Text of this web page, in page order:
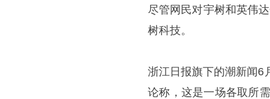
尽管网民对宇树和英伟
树科技。
浙江日报旗下的潮新闻6
论称，这是一场各取所